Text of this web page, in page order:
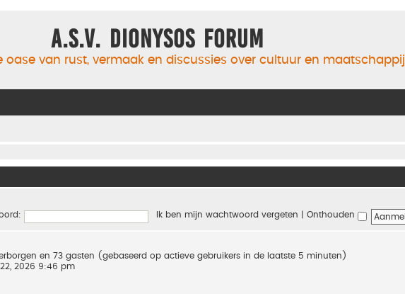
A.S.V. Dionysos Forum
oase van rust, vermaak en discussies over cultuur en maatschappij
Ik ben mijn wachtwoord vergeten Onthouden
en 73 gasten (gebaseerd op actieve gebruikers in de laatste 5 minuten)
2026 9:46 pm